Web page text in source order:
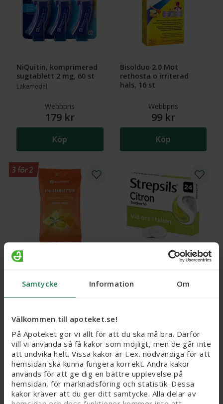
Samtycke Information Om
Välkommen till apoteket.se!
På Apoteket gör vi allt för att du ska må bra. Därför
vill vi använda så få kakor som möjligt, men de går inte
att undvika helt. Vissa kakor är t.ex. nödvändiga för att
hemsidan ska kunna fungera korrekt. Andra kakor
används för att ge dig en bättre upplevelse på
hemsidan, för marknadsföring och statistik. Dessa
kakor kräver att du ger ditt samtycke. Alla delar av
NiQuitin, komprimerad
sugtablett 2 mg, 60 st
Läkemedel
Webbpris
179 kr
Köp
Bisolduo 2.0 Mot
rethosta o irriterad
hals, 16 st
Webbpris
99 kr
Köp
Apoteket Halstablett
Köp
3 för 2
Läkemedel
Köp
15%